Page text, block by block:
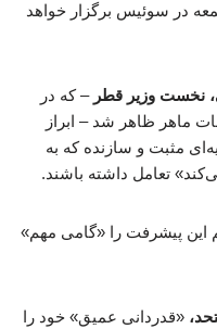
در سوئیس برگزار خواهد
نخست وزیر قطر – که در
ماهر ظاهر شد – ابراز
مثبت و سازنده که به
تعامل داشته باشند.
این پیشرفت را «گامی مهم»
«قدردانی عمیق» خود را